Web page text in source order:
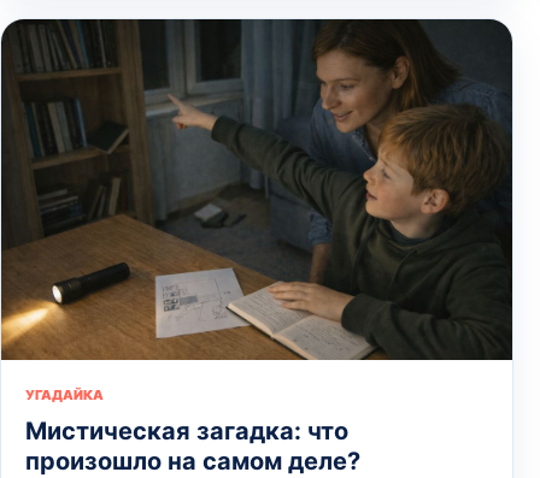
УГАДАЙКА
Мистическая загадка: что
произошло на самом деле?